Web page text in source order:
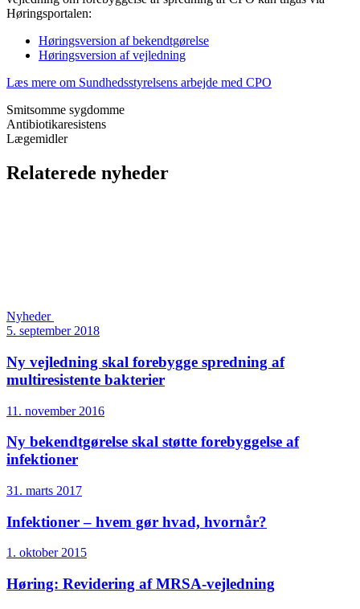
Høringsportalen:
Høringsversion af bekendtgørelse
Høringsversion af vejledning
Læs mere om Sundhedsstyrelsens arbejde med CPO
Smitsomme sygdomme
Antibiotikaresistens
Lægemidler
Relaterede nyheder
Nyheder
5. september 2018
Ny vejledning skal forebygge spredning af
multiresistente bakterier
11. november 2016
Ny bekendtgørelse skal støtte forebyggelse af
infektioner
31. marts 2017
Infektioner – hvem gør hvad, hvornår?
1. oktober 2015
Høring: Revidering af MRSA-vejledning